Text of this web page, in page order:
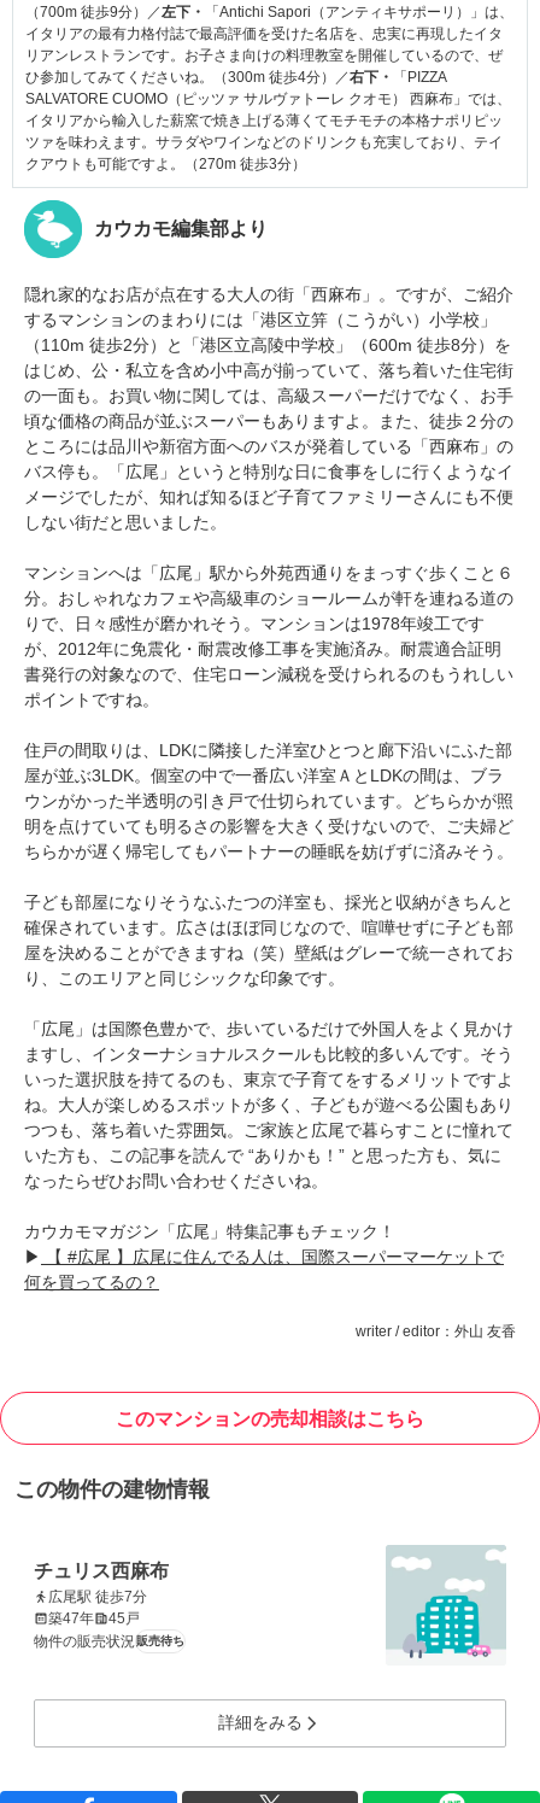
（700m 徒歩9分）／左下・
「Antichi Sapori（アンティキサポーリ）」は、
イタリアの最有力格付誌で最高評価を受けた名店を、忠実に再現したイタ
リアンレストランです。お子さま向けの料理教室を開催しているので、ぜ
ひ参加してみてくださいね。（300m 徒歩4分）／右下・
「PIZZA
SALVATORE CUOMO（ピッツァ サルヴァトーレ クオモ） 西麻布」では、
イタリアから輸入した薪窯で焼き上げる薄くてモチモチの本格ナポリピッ
ツァを味わえます。サラダやワインなどのドリンクも充実しており、テイ
クアウトも可能ですよ。（270m 徒歩3分）
カウカモ編集部より
隠れ家的なお店が点在する大人の街「西麻布」。ですが、ご紹介
するマンションのまわりには「港区立笄（こうがい）小学校」
（110m 徒歩2分）と「港区立高陵中学校」（600m 徒歩8分）を
はじめ、公・私立を含め小中高が揃っていて、落ち着いた住宅街
の一面も。お買い物に関しては、高級スーパーだけでなく、お手
頃な価格の商品が並ぶスーパーもありますよ。また、徒歩２分の
ところには品川や新宿方面へのバスが発着している「西麻布」の
バス停も。「広尾」というと特別な日に食事をしに行くようなイ
メージでしたが、知れば知るほど子育てファミリーさんにも不便
しない街だと思いました。
マンションへは「広尾」駅から外苑西通りをまっすぐ歩くこと６
分。おしゃれなカフェや高級車のショールームが軒を連ねる道の
りで、日々感性が磨かれそう。マンションは1978年竣工です
が、2012年に免震化・耐震改修工事を実施済み。耐震適合証明
書発行の対象なので、住宅ローン減税を受けられるのもうれしい
ポイントですね。
住戸の間取りは、LDKに隣接した洋室ひとつと廊下沿いにふた部
屋が並ぶ3LDK。個室の中で一番広い洋室ＡとLDKの間は、ブラ
ウンがかった半透明の引き戸で仕切られています。どちらかが照
明を点けていても明るさの影響を大きく受けないので、ご夫婦ど
ちらかが遅く帰宅してもパートナーの睡眠を妨げずに済みそう。
子ども部屋になりそうなふたつの洋室も、採光と収納がきちんと
確保されています。広さはほぼ同じなので、喧嘩せずに子ども部
屋を決めることができますね（笑）壁紙はグレーで統一されてお
り、このエリアと同じシックな印象です。
「広尾」は国際色豊かで、歩いているだけで外国人をよく見かけ
ますし、インターナショナルスクールも比較的多いんです。そう
いった選択肢を持てるのも、東京で子育てをするメリットですよ
ね。大人が楽しめるスポットが多く、子どもが遊べる公園もあり
つつも、落ち着いた雰囲気。ご家族と広尾で暮らすことに憧れて
いた方も、この記事を読んで “ありかも！” と思った方も、気に
なったらぜひお問い合わせくださいね。
カウカモマガジン「広尾」特集記事もチェック！
▶
【 #広尾 】広尾に住んでる人は、国際スーパーマーケットで
何を買ってるの？
writer / editor：外山 友香
このマンションの売却相談はこちら
この物件の建物情報
チュリス西麻布
広尾駅 徒歩7分
築47年
45戸
物件の販売状況 販売待ち
詳細をみる